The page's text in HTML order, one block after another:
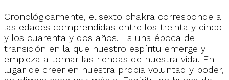
Cronológicamente, el sexto chakra corresponde a
las edades comprendidas entre los treinta y cinco
y los cuarenta y dos años. Es una época de
transición en la que nuestro espíritu emerge y
empieza a tomar las riendas de nuestra vida. En
lugar de creer en nuestra propia voluntad y poder,